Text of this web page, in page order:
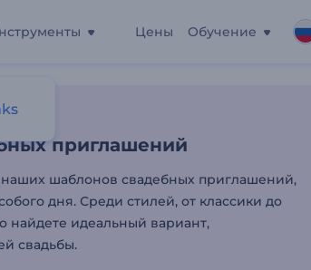
Цены Обучение
приглашений
шаблонов свадебных приглашений,
дня. Среди стилей, от классики до
найдете идеальный вариант,
свадьбы.